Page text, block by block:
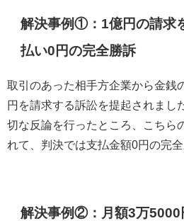
解決事例①：1億円の請求
払い0円の完全勝訴
取引のあった相手方企業から金銭
円を請求する訴訟を提起されまし
切な反論を行ったところ、こちら
れて、判決では支払金額0円の完全
解決事例②：月額3万5000